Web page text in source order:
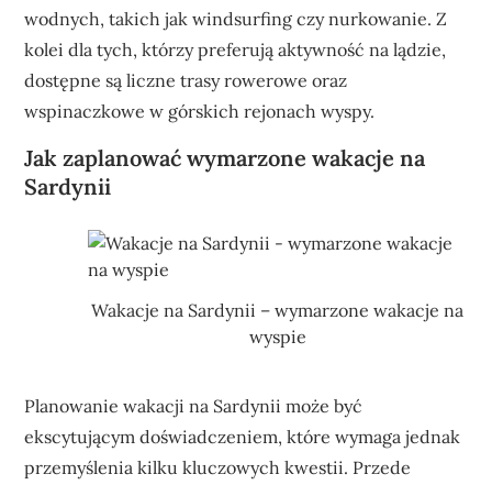
wodnych, takich jak windsurfing czy nurkowanie. Z
kolei dla tych, którzy preferują aktywność na lądzie,
dostępne są liczne trasy rowerowe oraz
wspinaczkowe w górskich rejonach wyspy.
Jak zaplanować wymarzone wakacje na
Sardynii
Wakacje na Sardynii – wymarzone wakacje na
wyspie
Planowanie wakacji na Sardynii może być
ekscytującym doświadczeniem, które wymaga jednak
przemyślenia kilku kluczowych kwestii. Przede